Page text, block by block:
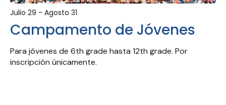
Julio 29 - Agosto 31
Campamento de Jóvenes
Para jóvenes de 6th grade hasta 12th grade. Por
inscripción únicamente.